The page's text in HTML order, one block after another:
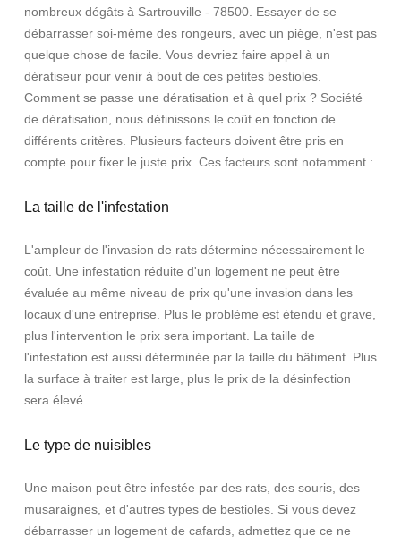
nombreux dégâts à Sartrouville - 78500. Essayer de se
débarrasser soi-même des rongeurs, avec un piège, n'est pas
quelque chose de facile. Vous devriez faire appel à un
dératiseur pour venir à bout de ces petites bestioles.
Comment se passe une dératisation et à quel prix ? Société
de dératisation, nous définissons le coût en fonction de
différents critères. Plusieurs facteurs doivent être pris en
compte pour fixer le juste prix. Ces facteurs sont notamment :
La taille de l'infestation
L'ampleur de l'invasion de rats détermine nécessairement le
coût. Une infestation réduite d'un logement ne peut être
évaluée au même niveau de prix qu'une invasion dans les
locaux d'une entreprise. Plus le problème est étendu et grave,
plus l'intervention le prix sera important. La taille de
l'infestation est aussi déterminée par la taille du bâtiment. Plus
la surface à traiter est large, plus le prix de la désinfection
sera élevé.
Le type de nuisibles
Une maison peut être infestée par des rats, des souris, des
musaraignes, et d'autres types de bestioles. Si vous devez
débarrasser un logement de cafards, admettez que ce ne